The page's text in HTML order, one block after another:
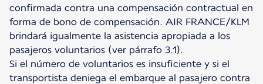
confirmada contra una compensación contractual en
forma de bono de compensación. AIR FRANCE/KLM
brindará igualmente la asistencia apropiada a los
pasajeros voluntarios (ver párrafo 3.1).
Si el número de voluntarios es insuficiente y si el
transportista deniega el embarque al pasajero contra